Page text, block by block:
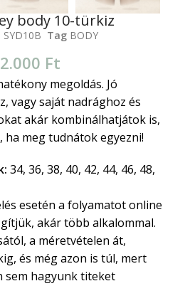
body 10-türkiz
SYD10B Tag BODY
Ft
megoldás. Jó
vagy saját nadrághoz és
akár kombinálhatjátok is,
ha meg tudnátok egyezni!
34, 36, 38, 40, 42, 44, 46, 48,
esetén a folyamatot online
akár több alkalommal.
a méretvételen át,
és még azon is túl, mert
sem hagyunk titeket